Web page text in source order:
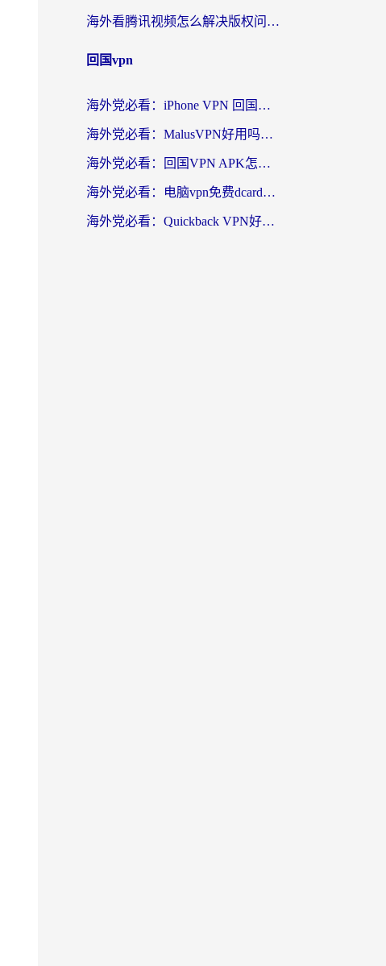
海外看腾讯视频怎么解决版权问题呢？3步让你轻松解锁国内影视自由
回国vpn
海外党必看：iPhone VPN 回国怎么选？一篇搞定无缝访问国内资源
海外党必看：MalusVPN好用吗？和畅游VPN对比哪个回国效果更好？附穿梭飞鱼神龟真实体验
海外党必看：回国VPN APK怎么选？3步教你无缝刷国内剧玩国服
海外党必看：电脑vpn免费dcard真的靠谱吗？教你选对回国加速器无缝访问国内资源
海外党必看：Quickback VPN好用吗？和小黑牛VPN对比哪个回国效果更好？附真实体验+避坑指南